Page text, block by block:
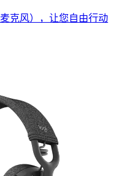
克风），让您自由行动